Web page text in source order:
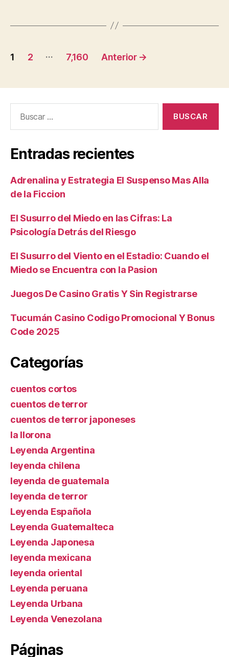
Paginación
entradas
1 2 … 7,160 Anterior →
Entradas recientes
Adrenalina y Estrategia El Suspenso Mas Alla
de la Ficcion
El Susurro del Miedo en las Cifras: La
Psicología Detrás del Riesgo
El Susurro del Viento en el Estadio: Cuando el
Miedo se Encuentra con la Pasion
Juegos De Casino Gratis Y Sin Registrarse
Tucumán Casino Codigo Promocional Y Bonus
Code 2025
Categorías
cuentos cortos
cuentos de terror
cuentos de terror japoneses
la llorona
Leyenda Argentina
leyenda chilena
leyenda de guatemala
leyenda de terror
Leyenda Española
Leyenda Guatemalteca
Leyenda Japonesa
leyenda mexicana
leyenda oriental
Leyenda peruana
Leyenda Urbana
Leyenda Venezolana
Páginas